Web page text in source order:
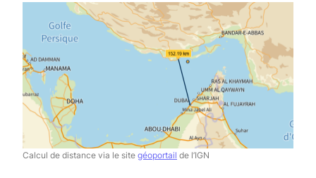
Calcul de distance via le site géoportail de l’IGN